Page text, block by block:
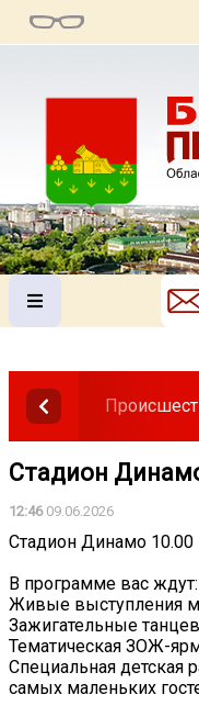
Стадион
12:4609.06.2026
Стадион Динамо 10.00
В программе вас ждут:
Живые выступления
Зажигательные
Тематическая ЗОЖ-
Специальная детская
самых маленьких